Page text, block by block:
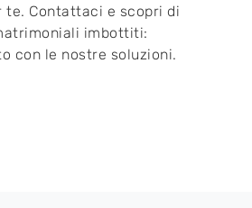
Contattaci e scopri di
imbottiti:
con le nostre soluzioni.